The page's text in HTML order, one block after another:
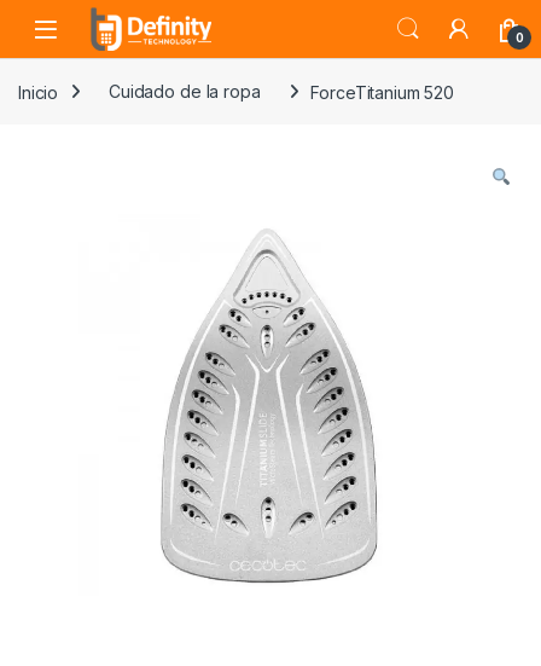
Skip to navigation
Skip to content
Open 0
Inicio Cuidado de la ropa ForceTitanium 520